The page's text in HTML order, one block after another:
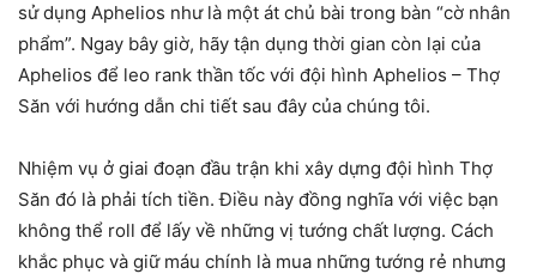
sử dụng Aphelios như là một át chủ bài trong bàn “cờ nhân
phẩm”. Ngay bây giờ, hãy tận dụng thời gian còn lại của
Aphelios để leo rank thần tốc với đội hình Aphelios – Thợ
Săn với hướng dẫn chi tiết sau đây của chúng tôi.
Nhiệm vụ ở giai đoạn đầu trận khi xây dựng đội hình Thợ
Săn đó là phải tích tiền. Điều này đồng nghĩa với việc bạn
không thể roll để lấy về những vị tướng chất lượng. Cách
khắc phục và giữ máu chính là mua những tướng rẻ nhưng